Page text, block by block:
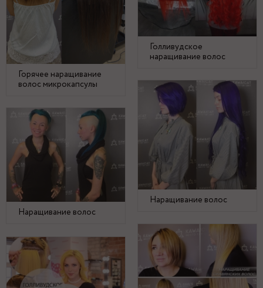
Горячее наращивание
волос микрокапсулы
Голливудское
наращивание волос
Наращивание волос
Наращивание волос